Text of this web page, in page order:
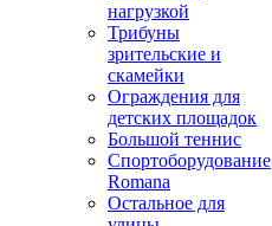
нагрузкой
Трибуны
зрительские и
скамейки
Ограждения для
детских площадок
Большой теннис
Спортоборудование
Romana
Остальное для